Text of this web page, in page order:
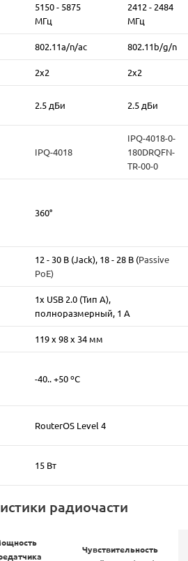
5150 - 5875
МГц
2412 - 2484
МГц
802.11a/n/ac 802.11b/g/n
2х2 2x2
2.5 дБи 2.5 дБи
IPQ-4018
IPQ-4018-0-
180DRQFN-
TR-00-0
360°
12 - 30 В (Jack), 18 - 28 В (Passive
PoE)
1x USB 2.0 (Тип А),
полноразмерный, 1 A
119 x 98 x 34 мм
-40.. +50 ºС
RouterOS Level 4
15 Вт
радиочасти
Чувствительность